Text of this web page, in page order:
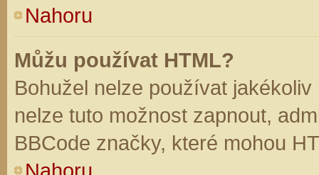
Nahoru
Můžu používat HTML?
Bohužel nelze používat
nelze tuto možnost zapnout,
BBCode značky, které mohou